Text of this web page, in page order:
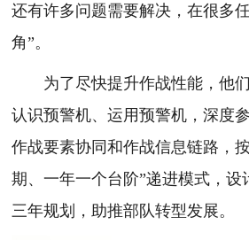
还有许多问题需要解决，在很多
角”。
为了尽快提升作战性能，他们
认识预警机、运用预警机，深度
作战要素协同和作战信息链路，
期、一年一个台阶”递进模式，设
三年规划，助推部队转型发展。